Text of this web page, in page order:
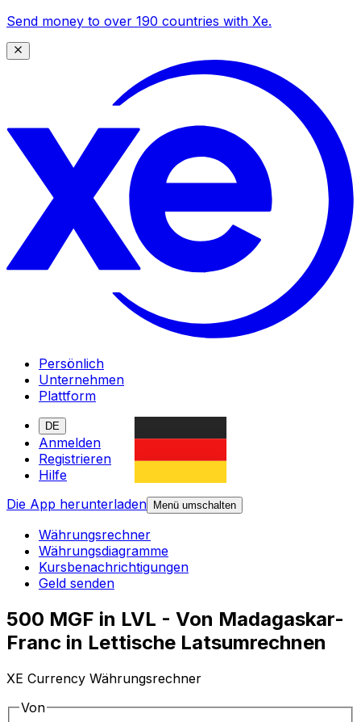
Send money to over 190 countries with Xe.
Persönlich
Unternehmen
Plattform
DE
Anmelden
Registrieren
Hilfe
Die App herunterladen
Menü umschalten
Währungsrechner
Währungsdiagramme
Kursbenachrichtigungen
Geld senden
500 MGF in LVL - Von Madagaskar-
Franc in Lettische Latsumrechnen
XE Currency Währungsrechner
Von